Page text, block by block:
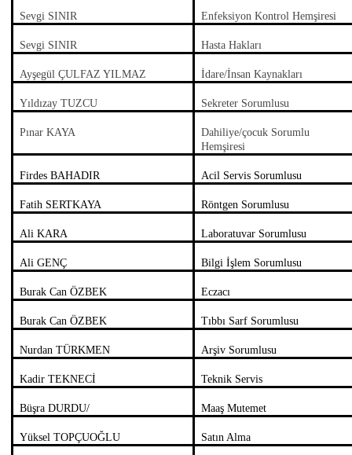
Sevgi SINIR Enfeksiyon Kontrol Hemşiresi
Sevgi SINIR Hasta Hakları
Ayşegül ÇULFAZ YILMAZ İdare/İnsan Kaynakları
Yıldızay TUZCU Sekreter Sorumlusu
Pınar KAYA
Dahiliye/çocuk Sorumlu
Hemşiresi
Firdes BAHADIR Acil Servis Sorumlusu
Fatih SERTKAYA Röntgen Sorumlusu
Ali KARA Laboratuvar Sorumlusu
Ali GENÇ Bilgi İşlem Sorumlusu
Burak Can ÖZBEK Eczacı
Burak Can ÖZBEK Tıbbı Sarf Sorumlusu
Nurdan TÜRKMEN Arşiv Sorumlusu
Kadir TEKNECİ Teknik Servis
Büşra DURDU/ Maaş Mutemet
Yüksel TOPÇUOĞLU Satın Alma